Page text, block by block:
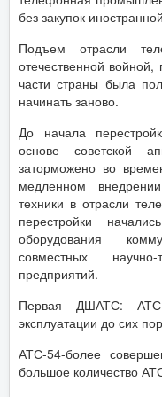
без закупок
Подъем отрасли
отечественной войной,
части страны была
начинать заново.
До начала
основе советской
заторможено во
медленном
техники в отрасли
перестройки
оборудования
совместных
предприятий.
Первая ДШАТС:
эксплуатации до сих
АТС-54-более
большое количество